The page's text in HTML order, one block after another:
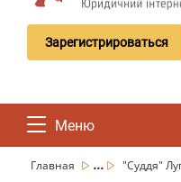
Зарегистрироваться
Меню
Главная ...
"Суддя"